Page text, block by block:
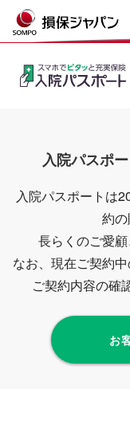
入院パスポ
入院パスポートは
約の
長らくのご愛顧
なお、現在ご契約
ご契約内容の確
お